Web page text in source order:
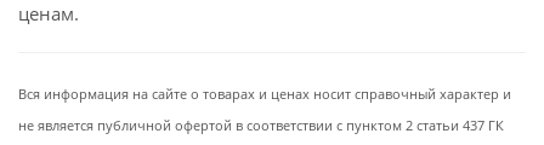
ценам.
Вся информация на сайте о товарах и ценах носит справочный характер и
не является публичной офертой в соответствии с пунктом 2 статьи 437 ГК